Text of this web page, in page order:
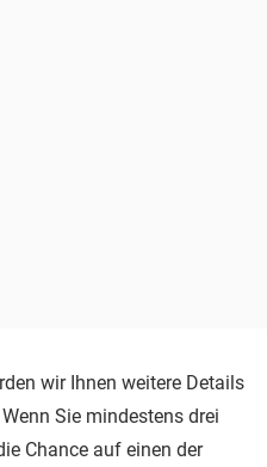
wir Ihnen weitere Details
Sie mindestens drei
Chance auf einen der